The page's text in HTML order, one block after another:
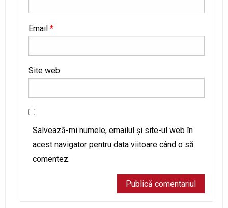
Email *
Site web
Salvează-mi numele, emailul și site-ul web în
acest navigator pentru data viitoare când o să
comentez.